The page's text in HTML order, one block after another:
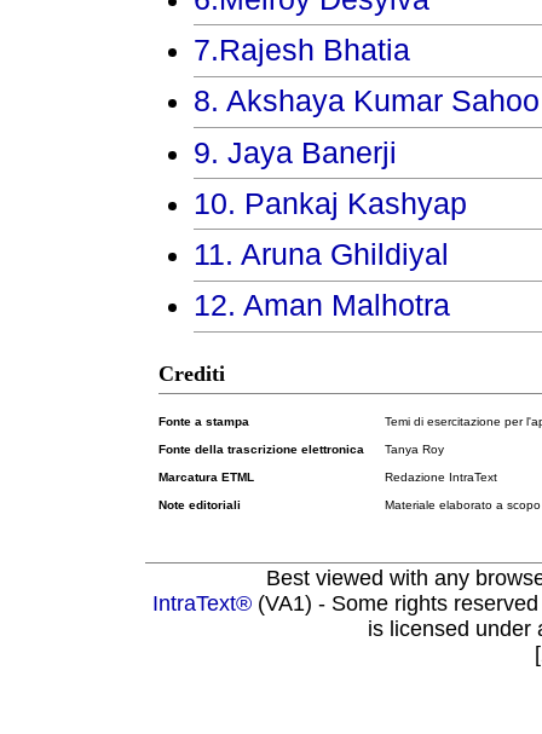
7.Rajesh Bhatia
8. Akshaya Kumar Sahoo
9. Jaya Banerji
10. Pankaj Kashyap
11. Aruna Ghildiyal
12. Aman Malhotra
Crediti
Fonte a stampa Temi di esercitazione per
Fonte della trascrizione elettronica Tanya Roy
Marcatura ETML Redazione IntraText
Note editoriali Materiale elaborato a
Best viewed with any
IntraText®(VA1) - Some rights
is licensed under